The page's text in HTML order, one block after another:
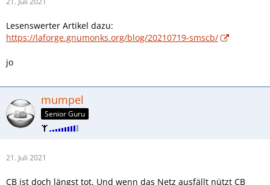
Lesenswerter Artikel dazu:
https://laforge.gnumonks.org/blog/20210719-smscb/
jo
mumpel
Senior Guru
21. Juli 2021
CB ist doch längst tot. Und wenn das Netz ausfällt nützt CB